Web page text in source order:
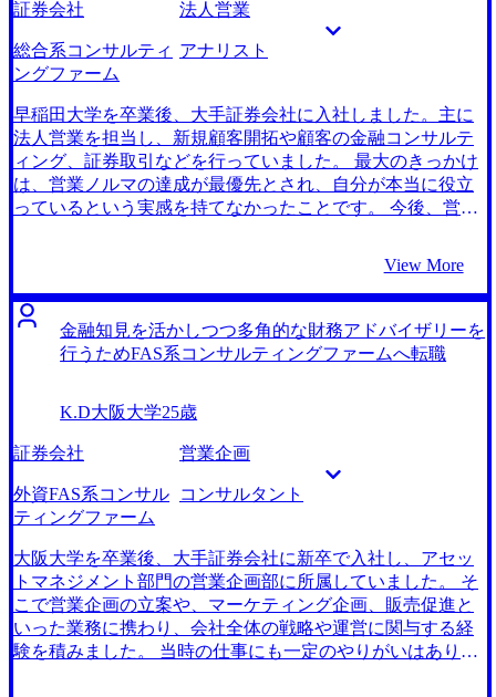
加えて根底にあった思いとしては、ただ対外的に商品の提
案をするだけでなく、困っている人の傍に寄り添って支援
していきたいというものがありました。そのため、企業経
感じました。 4社です。 話を聞いたエージェントの中で、
一番信頼できると感じたからです。他のエージェントさん
も並行して利用させていただきましたが、その中でも
MyVisionさん、担当してくださった林さんはとりわけ親身
に私の話を聞いて、私に合わせた転職プランを立ててくだ
印象に残っています。自分は漠然とコンサルティングファ
ームに行きたいとは考えていたのですが、その理由に関し
て具体的に述べることには正直かなり不安がありましたの
で、林さんとの面談を通じてそれをしっかりと形にするこ
とができて良かったです。また、ケース面接に関しても、
いただいたことで面接に十分な水準に持っていくことがで
色々なエージェントさんのお世話になりましたが、それも
必要な手順であったと今では思います。林さんには本当に
感謝しています。ありがとうございました。 転職活動の最
初は広く業界を見た方が良かったかなと思います。転職活
動を終えて結果として満足していますが、いきなり絞りす
ぎてしまうのは自分自身の可能性を狭めることにも繋がっ
てしまうのではないかと思います。 転職前は年収550万円、
転職後は年収650万円になりました。
証券会社 法人営業
総合系コンサルティ
ングファーム
アナリスト
早稲田大学を卒業後、大手証券会社に入社しました。主に
法人営業を担当し、新規顧客開拓や顧客の金融コンサルテ
ィング、証券取引などを行っていました。 最大のきっかけ
は、営業ノルマの達成が最優先とされ、自分が本当に役立
っているという実感を持てなかったことです。 今後、営業
もっと自己成長と社会貢献を実感できる仕事をしたいと考
えました。特に、顧客の利益に直結し、経営層への提言が
できる仕事に強く惹かれました。 企業の経営に深く関わる
ことができ、自身の出したバリューが大きく評価される点
そうしたクライアントの顔が見えることは大事にしたかっ
たこともあります。 コンサルティングファームであれば、
顧客と相対する納得感のみならず、自身のアウトプットが
大きな影響力を持つ仕事を通じて、会社の抜本的な改革に
携わることができると考えました。 2社のエージェントさん
への転職に強みを持つ転職エージェントはいくつもありま
すが、MyVisionさんはそれが最も実感できたからです。特
に、提案いただいたコンサルティングファームの幅の広さ
に驚きました。他のエージェントからは教えていただけな
かったファームをいくつも紹介してくださるだけでなく、
View More
金融知見を活かしつつ多角的な財務アドバイザリーを
行うためFAS系コンサルティングファームへ転職
K.D大阪大学25歳
証券会社 営業企画
外資FAS系コンサル
ティングファーム
コンサルタント
大阪大学を卒業後、大手証券会社に新卒で入社し、アセッ
トマネジメント部門の営業企画部に所属していました。 そ
こで営業企画の立案や、マーケティング企画、販売促進と
いった業務に携わり、会社全体の戦略や運営に関与する経
験を積みました。 当時の仕事にも一定のやりがいはありま